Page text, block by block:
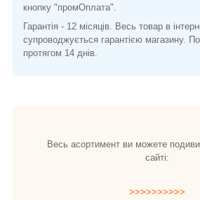
кнопку "промОплата".
Гарантія - 12 місяців. Весь товар в
супроводжується гарантією магазину.
протягом 14 днів.
Весь асортимент ви можете
сайті:
>>>>>>>>>>